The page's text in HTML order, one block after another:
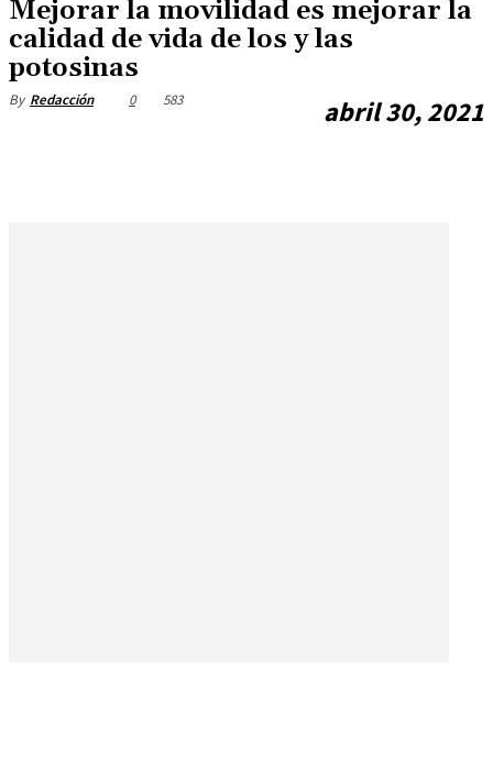
Mejorar la movilidad es mejorar la
calidad de vida de los y las
potosinas
By Redacción abril 30, 2021
0 583